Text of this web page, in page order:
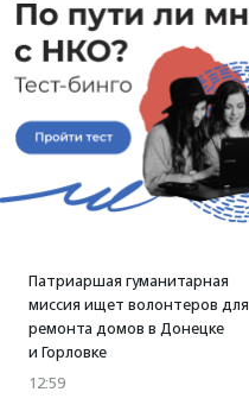
Патриаршая гуманитарная
миссия ищет волонтеров для
ремонта домов в Донецке
и Горловке
12:59